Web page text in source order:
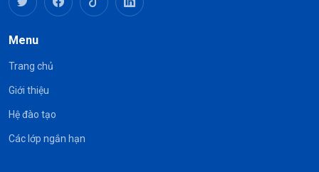
Menu
Trang chủ
Giới thiệu
Hệ đào tạo
Các lớp ngắn hạn